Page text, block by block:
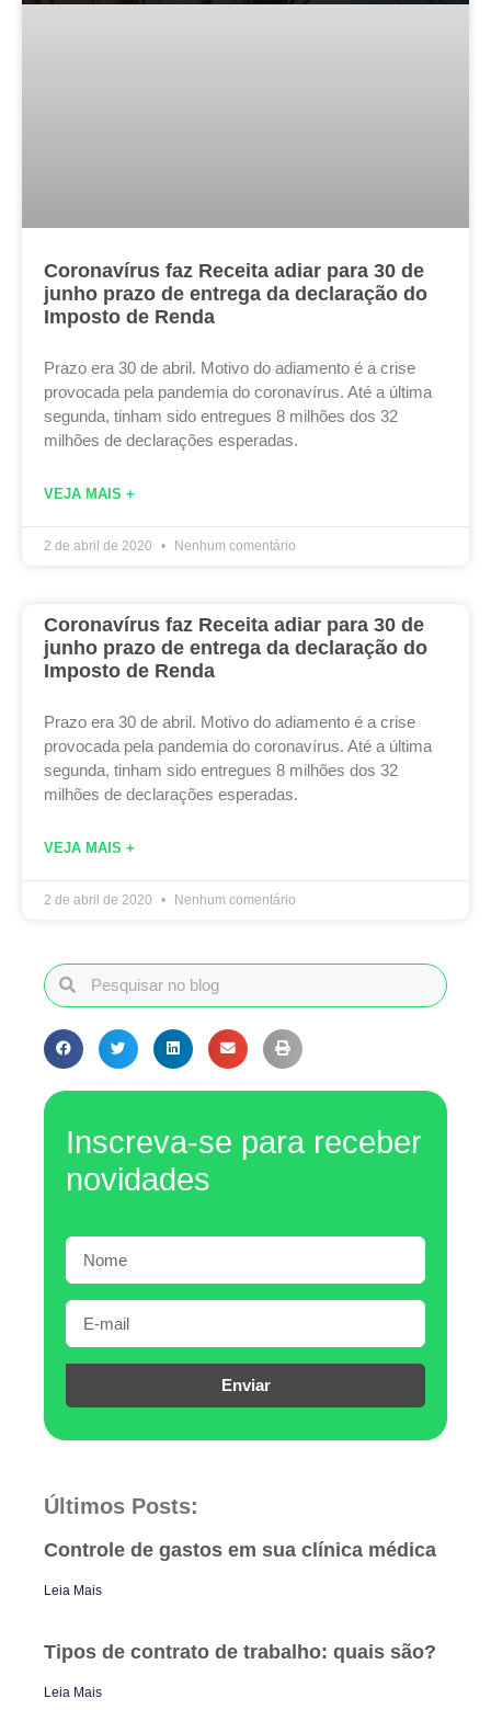
Coronavírus faz Receita adiar para 30 de
junho prazo de entrega da declaração do
Imposto de Renda
Prazo era 30 de abril. Motivo do adiamento é a crise
provocada pela pandemia do coronavírus. Até a última
segunda, tinham sido entregues 8 milhões dos 32
milhões de declarações esperadas.
VEJA MAIS +
2 de abril de 2020 Nenhum comentário
Coronavírus faz Receita adiar para 30 de
junho prazo de entrega da declaração do
Imposto de Renda
Prazo era 30 de abril. Motivo do adiamento é a crise
provocada pela pandemia do coronavírus. Até a última
segunda, tinham sido entregues 8 milhões dos 32
milhões de declarações esperadas.
VEJA MAIS +
2 de abril de 2020 Nenhum comentário
Inscreva-se para receber
novidades
Enviar
Últimos Posts:
Controle de gastos em sua clínica médica
Leia Mais
Tipos de contrato de trabalho: quais são?
Leia Mais